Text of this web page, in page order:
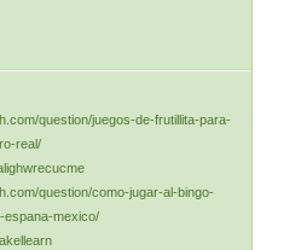
question/juegos-de-frutillita-para-
real/
question/como-jugar-al-bingo-
mexico/